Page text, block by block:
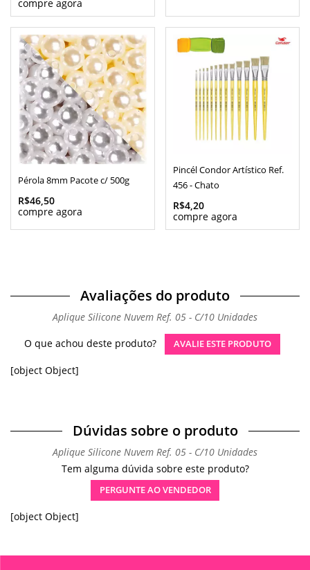
Pérola 8mm Pacote c/ 500g
R$46,50
Pincél Condor Artístico Ref.
456 - Chato
R$4,20
Avaliações do produto
Aplique Silicone Nuvem Ref. 05 - C/10 Unidades
O que achou deste produto?
AVALIE ESTE PRODUTO
[object Object]
Dúvidas sobre o produto
Aplique Silicone Nuvem Ref. 05 - C/10 Unidades
Tem alguma dúvida sobre este produto?
PERGUNTE AO VENDEDOR
[object Object]